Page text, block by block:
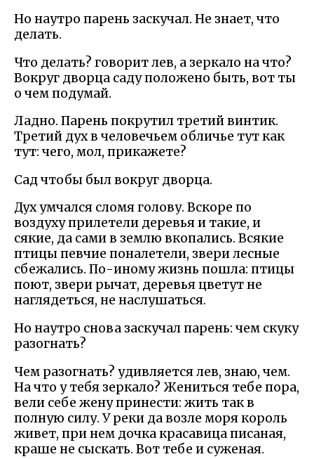
Но наутро парень заскучал. Не знает, что
делать.
Что делать? говорит лев, а зеркало на что?
Вокруг дворца саду положено быть, вот ты
о чем подумай.
Ладно. Парень покрутил третий винтик.
Третий дух в человечьем обличье тут как
тут: чего, мол, прикажете?
Сад чтобы был вокруг дворца.
Дух умчался сломя голову. Вскоре по
воздуху прилетели деревья и такие, и
сякие, да сами в землю вкопались. Всякие
птицы певчие поналетели, звери лесные
сбежались. По-иному жизнь пошла: птицы
поют, звери рычат, деревья цветут не
наглядеться, не наслушаться.
Но наутро снова заскучал парень: чем скуку
разогнать?
Чем разогнать? удивляется лев, знаю, чем.
На что у тебя зеркало? Жениться тебе пора,
вели себе жену принести: жить так в
полную силу. У реки да возле моря король
живет, при нем дочка красавица писаная,
краше не сыскать. Вот тебе и суженая.